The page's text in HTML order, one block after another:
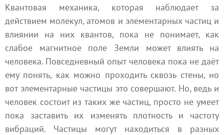
Квантовая механика, которая наблюдает за
действием молекул, атомов и элементарных частиц и
влиянии на них квантов, пока не понимает, как
слабое магнитное поле Земли может влиять на
человека. Повседневный опыт человека пока не даёт
ему понять, как можно проходить сквозь стены, но
вот элементарные частицы это совершают. Но, ведь и
человек состоит из таких же частиц, просто не умеет
пока заставить их изменять плотность и частоту
вибраций. Частицы могут находиться в разных